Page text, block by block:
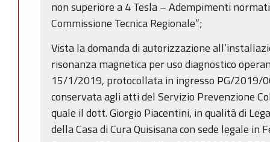
non superiore a 4 Tesla – Adempimenti
Commissione Tecnica Regionale”;
Vista la domanda di autorizzazione
risonanza magnetica per uso diagnostico
15/1/2019, protocollata in ingresso PG/2019/
conservata agli atti del Servizio Prevenzione
quale il dott. Giorgio Piacentini, in qualità di
della Casa di Cura Quisisana con sede legale in